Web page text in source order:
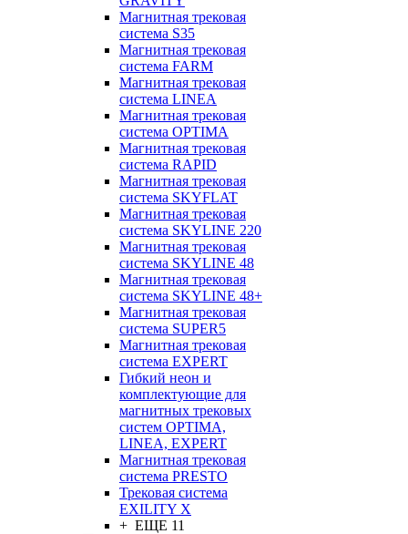
Магнитная трековая
система S35
Магнитная трековая
система FARM
Магнитная трековая
система LINEA
Магнитная трековая
система OPTIMA
Магнитная трековая
система RAPID
Магнитная трековая
система SKYFLAT
Магнитная трековая
система SKYLINE 220
Магнитная трековая
система SKYLINE 48
Магнитная трековая
система SKYLINE 48+
Магнитная трековая
система SUPER5
Магнитная трековая
система EXPERT
Гибкий неон и
комплектующие для
магнитных трековых
систем OPTIMA,
LINEA, EXPERT
Магнитная трековая
система PRESTO
Трековая система
EXILITY X
+ ЕЩЕ 11